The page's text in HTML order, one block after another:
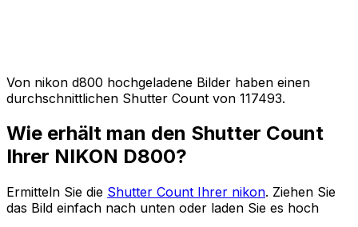
Von nikon d800 hochgeladene Bilder haben einen
durchschnittlichen Shutter Count von 117493.
Wie erhält man den Shutter Count
Ihrer NIKON D800?
Ermitteln Sie die Shutter Count Ihrer nikon. Ziehen Sie
das Bild einfach nach unten oder laden Sie es hoch